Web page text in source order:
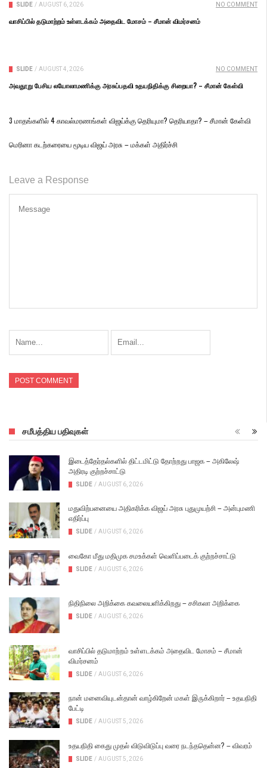
SLIDE / AUGUST 6, 2026 NO COMMENT
வாசிப்பில் தடுமாற்றம் உள்ளடக்கம் அதைவிட மோசம் – சீமான் விமர்சனம்
SLIDE / AUGUST 4, 2026 NO COMMENT
அவதூறு பேசிய லயோலாமணிக்கு அரசுப்பதவி உதயநிதிக்கு சிறையா? – சீமான் கேள்வி
3 மாதங்களில் 4 காவல்மரணங்கள் விஜய்க்கு தெரியுமா? தெரியாதா? – சீமான் கேள்வி
மெரினா கடற்கரையை மூடிய விஜய் அரசு – மக்கள் அதிர்ச்சி
Leave a Response
சமீபத்திய பதிவுகள்
இடைத்தேர்தல்களில் திட்டமிட்டு தோற்றது பாஜக – அகிலேஷ்
அதிரடி குற்றச்சாட்டு
SLIDE / AUGUST 6, 2026
மதுவிற்பனையை அதிகரிக்க விஜய் அரசு புதுமுயற்சி – அன்புமணி
எதிர்ப்பு
SLIDE / AUGUST 6, 2026
வைகோ மீது மதிமுக சமஉக்கள் வெளிப்படைக் குற்றச்சாட்டு
SLIDE / AUGUST 6, 2026
நிதிநிலை அறிக்கை கவலையளிக்கிறது – சசிகலா அறிக்கை
SLIDE / AUGUST 6, 2026
வாசிப்பில் தடுமாற்றம் உள்ளடக்கம் அதைவிட மோசம் – சீமான்
விமர்சனம்
SLIDE / AUGUST 6, 2026
நான் மனைவியுடன்தான் வாழ்கிறேன் மகள் இருக்கிறார் – உதயநிதி
பேட்டி
SLIDE / AUGUST 5, 2026
உதயநிதி கைது முதல் விடுவிடுப்பு வரை நடந்ததென்ன? – விவரம்
SLIDE / AUGUST 5, 2026